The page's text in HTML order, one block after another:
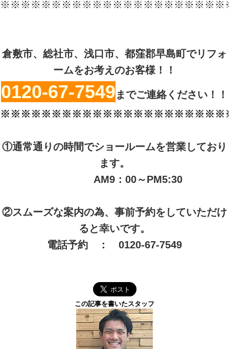
倉敷市、総社市、浅口市、都窪郡早島町でリフォ
ームをお考えのお客様！！
0120-67-7549 までご連絡ください！！
①通常通りの時間でショールームを営業しており
ます。
AM9：00～PM5:30
②スムーズな案内の為、事前予約をしていただけ
ると幸いです。
電話予約 ： 0120-67-7549
この記事を書いたスタッフ